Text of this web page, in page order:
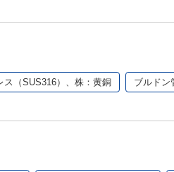
ス（SUS316）、株：黄銅 ブルドン